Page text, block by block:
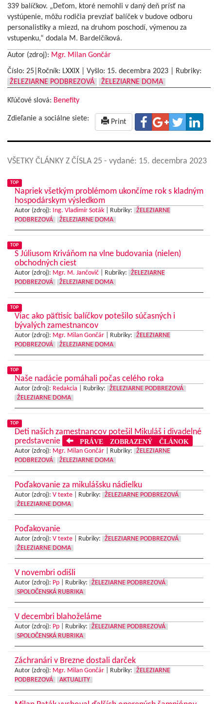
339 balíčkov. „Deťom, ktoré nemohli v daný deň prísť na
vystúpenie, môžu rodičia prevziať balíček v budove odboru
personalistiky a miezd, na druhom poschodí, výmenou za
vstupenku,“ dodala M. Bardelčíková.
Autor (zdroj): Mgr. Milan Gončár
Číslo: 25|Ročník: LXXIX | Vyšlo: 15. decembra 2023
Rubriky:
ŽELEZIARNE PODBREZOVÁ
ŽELEZIARNE DOMA
Kľúčové slová: Benefity
Zdieľanie a sociálne siete: Print
VŠETKY ČLÁNKY Z ČÍSLA 25 - vydané: 15. decembra 2023
TOP
Napriek všetkým problémom ukončíme rok s kladným
hospodárskym výsledkom
Autor (zdroj): Ing. Vladimír Soták Rubriky:
ŽELEZIARNE
PODBREZOVÁ
ŽELEZIARNE DOMA
TOP
S Júliusom Kriváňom na vlne budovania (nielen)
obchodných ciest
Autor (zdroj): Mgr. M. Jančovič Rubriky:
ŽELEZIARNE
PODBREZOVÁ
ŽELEZIARNE DOMA
TOP
Viac ako päťtisíc balíčkov potešilo súčasných i
bývalých zamestnancov
Autor (zdroj): Mgr. Milan Gončár Rubriky:
ŽELEZIARNE
PODBREZOVÁ
ŽELEZIARNE DOMA
TOP
Naše nadácie pomáhali počas celého roka
Autor (zdroj): Redakcia Rubriky:
ŽELEZIARNE PODBREZOVÁ
ŽELEZIARNE DOMA
TOP
Deti našich zamestnancov potešil Mikuláš i divadelné
predstavenie
PRÁVE ZOBRAZENÝ ČLÁNOK
Autor (zdroj): Mgr. Milan Gončár Rubriky:
ŽELEZIARNE
PODBREZOVÁ
ŽELEZIARNE DOMA
Poďakovanie za mikulášsku nádielku
Autor (zdroj): V texte Rubriky:
ŽELEZIARNE PODBREZOVÁ
ŽELEZIARNE DOMA
Poďakovanie
Autor (zdroj): V texte Rubriky:
ŽELEZIARNE PODBREZOVÁ
ŽELEZIARNE DOMA
V novembri odišli
Autor (zdroj): Pp Rubriky:
ŽELEZIARNE PODBREZOVÁ
SPOLOČENSKÁ RUBRIKA
V decembri blahoželáme
Autor (zdroj): Pp Rubriky:
ŽELEZIARNE PODBREZOVÁ
SPOLOČENSKÁ RUBRIKA
Záchranári v Brezne dostali darček
Autor (zdroj): Mgr. Milan Gončár Rubriky:
ŽELEZIARNE
PODBREZOVÁ
AKTUALITY